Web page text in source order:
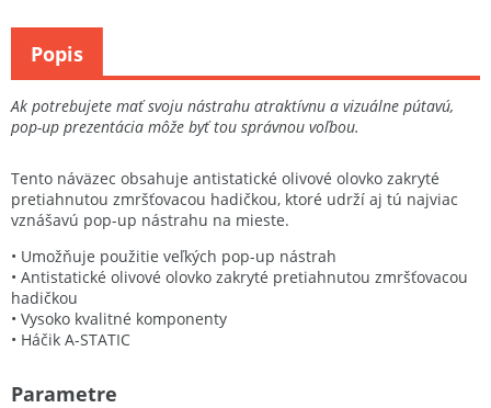
Ak potrebujete mať svoju nástrahu atraktívnu a vizuálne pútavú,
pop-up prezentácia môže byť tou správnou voľbou.
Tento náväzec obsahuje antistatické olivové olovko zakryté
pretiahnutou zmršťovacou hadičkou, ktoré udrží aj tú najviac
vznášavú pop-up nástrahu na mieste.
• Umožňuje použitie veľkých pop-up nástrah
• Antistatické olivové olovko zakryté pretiahnutou zmršťovacou
hadičkou
• Vysoko kvalitné komponenty
• Háčik A-STATIC
Parametre
Popis